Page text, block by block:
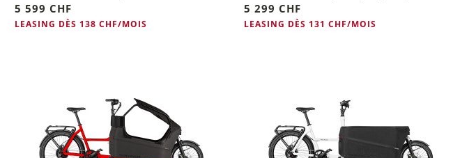
courtes distances.
5 599 CHF
LEASING DÈS 138 CHF/MOIS
5 299 CHF
LEASING DÈS 131 CHF/MOIS